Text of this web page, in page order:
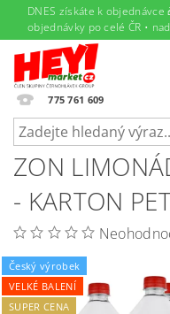
DNES získáte k objednávce
objednávky po celé ČR •
775 761 609
ZON
- KARTON
Český výrobek
VELKÉ BALENÍ
SUPER CENA